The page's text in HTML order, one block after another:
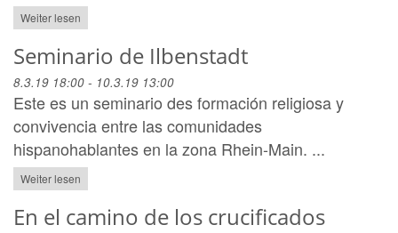
Weiter lesen
Seminario de Ilbenstadt
8.3.19 18:00 - 10.3.19 13:00
Este es un seminario des formación religiosa y
convivencia entre las comunidades
hispanohablantes en la zona Rhein-Main. ...
Weiter lesen
En el camino de los crucificados